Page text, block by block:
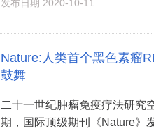
发布日期 2020-10-11
Nature:人类首个黑色素瘤
鼓舞
二十一世纪肿瘤免疫疗法研究
期，国际顶级期刊《Nature》